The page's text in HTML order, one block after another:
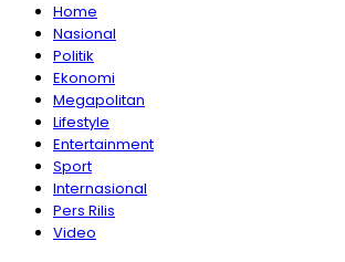
Home
Nasional
Politik
Ekonomi
Megapolitan
Lifestyle
Entertainment
Sport
Internasional
Pers Rilis
Video